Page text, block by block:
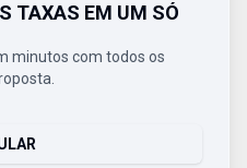
TAXAS EM UM SÓ
minutos com todos os